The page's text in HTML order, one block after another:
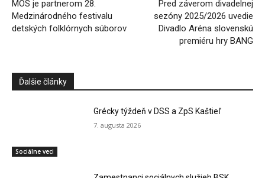
MOS je partnerom 28.
Medzinárodného festivalu
detských folklórnych súborov
Pred záverom divadelnej
sezóny 2025/2026 uvedie
Divadlo Aréna slovenskú
premiéru hry BANG
Ďalšie články
Sociálne veci
Grécky týždeň v DSS a ZpS Kaštieľ
7. augusta 2026